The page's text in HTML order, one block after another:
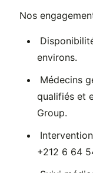
Nos
environs.
Médecins
qualifiés et
Group.
+212 6 64